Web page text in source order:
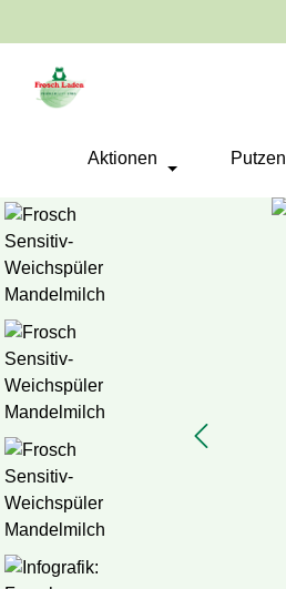
Aktionen Putzen
Bildergalerie überspringen